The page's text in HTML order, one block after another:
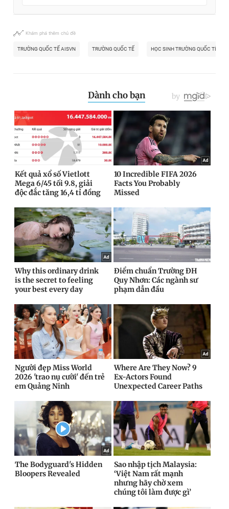
Khám phá thêm chủ đề
TRƯỜNG QUỐC TẾ AISVN TRƯỜNG QUỐC TẾ HỌC SINH TRƯỜNG QUỐC TẾ